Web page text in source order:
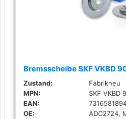
Bremsscheibe SKF VKBD
Zustand:
Fabrikneu
MPN:
SKF VKBD
EAN:
OE:
ADC2724,